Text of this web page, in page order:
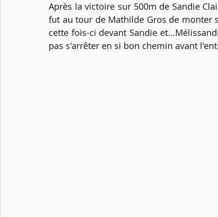
Après la victoire sur 500m de Sandie
fut au tour de Mathilde Gros de monter
cette fois-ci devant Sandie
pas s'arrêter en si bon chemin avant